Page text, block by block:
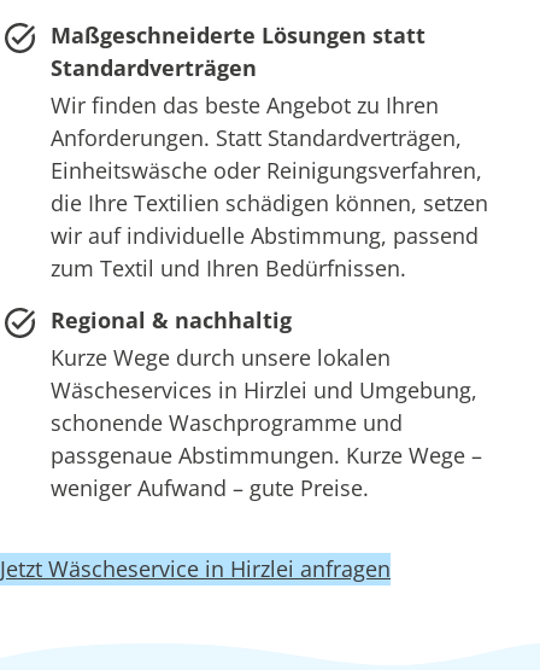
Maßgeschneiderte Lösungen statt
Standardverträgen
Wir finden das beste Angebot zu Ihren
Anforderungen. Statt Standardverträgen,
Einheitswäsche oder Reinigungsverfahren,
die Ihre Textilien schädigen können, setzen
wir auf individuelle Abstimmung, passend
zum Textil und Ihren Bedürfnissen.
Regional & nachhaltig
Kurze Wege durch unsere lokalen
Wäscheservices in Hirzlei und Umgebung,
schonende Waschprogramme und
passgenaue Abstimmungen. Kurze Wege –
weniger Aufwand – gute Preise.
Jetzt Wäscheservice in Hirzlei anfragen